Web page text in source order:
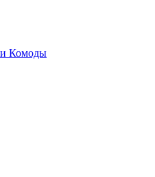
Комоды